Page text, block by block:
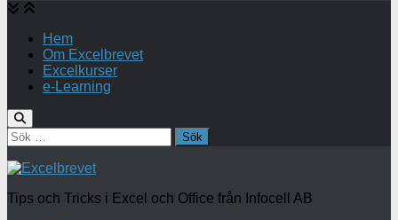
Hem
Om Excelbrevet
Excelkurser
e-Learning
Sök
efter:
Tips och Tricks i Excel och Office från Infocell AB